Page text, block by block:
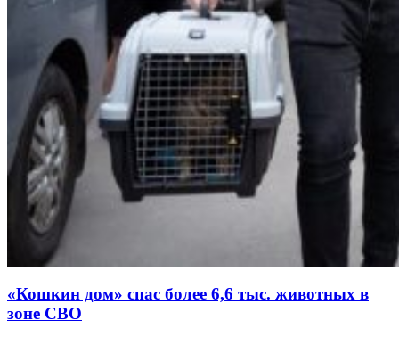
«Кошкин дом» спас более 6,6 тыс. животных в
зоне СВО